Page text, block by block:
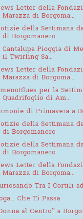
Letter della
Marazza di Borgoma...
della Settimana
di Borgomanero
Cantalupa Pioggia di
il Twirling Sa...
Letter della
Marazza di Borgoma...
per la
Quadrifoglio di Am...
di Primavera a
della Settimana
di Borgomanero
della Settimana
di Borgomanero
Letter della
Marazza di Borgoma...
Tra I Cortili
Che Ti Passa
al Centro” a